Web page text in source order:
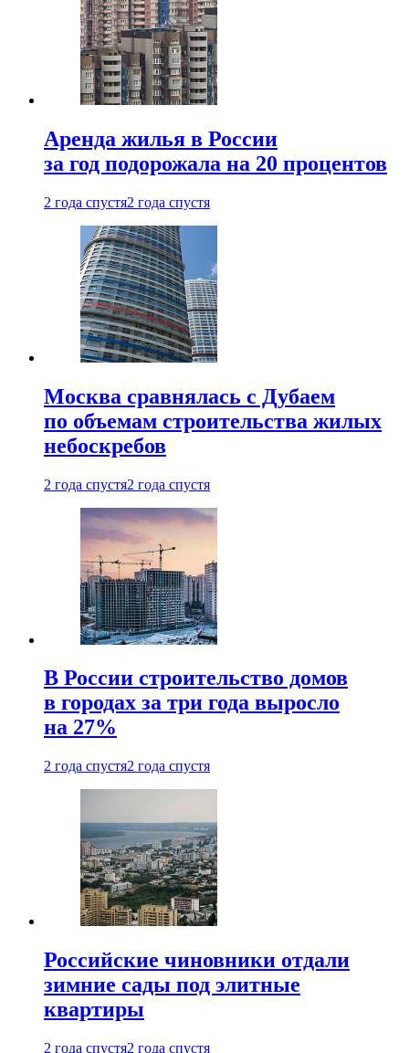
Аренда жилья в России
за год подорожала на 20 процентов
2 года спустя2 года спустя
Москва сравнялась с Дубаем
по объемам строительства жилых
небоскребов
2 года спустя2 года спустя
В России строительство домов
в городах за три года выросло
на 27%
2 года спустя2 года спустя
Российские чиновники отдали
зимние сады под элитные
квартиры
2 года спустя2 года спустя